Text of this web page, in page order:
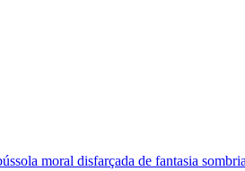
moral disfarçada de fantasia